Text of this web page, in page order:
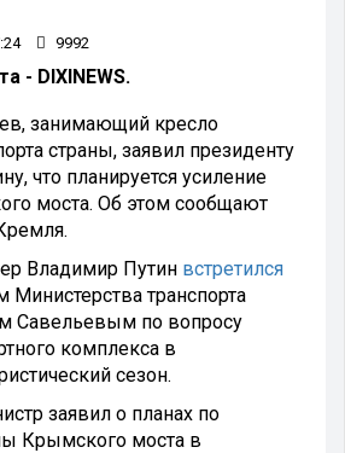
9992
- DIXINEWS.
занимающий кресло
страны, заявил президенту
что планируется усиление
моста. Об этом сообщают
Владимир Путин встретился
Министерства транспорта
Савельевым по вопросу
комплекса в
сезон.
заявил о планах по
Крымского моста в